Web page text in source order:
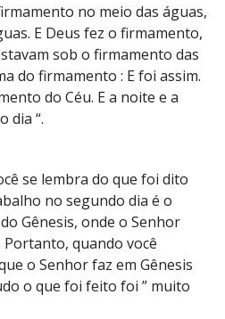
no meio das águas,
E Deus fez o firmamento,
sob o firmamento das
do firmamento : E foi assim.
do Céu. E a noite e a
dia “.
se lembra do que foi dito
no segundo dia é o
Gênesis, onde o Senhor
Portanto, quando você
o Senhor faz em Gênesis
o que foi feito foi ” muito